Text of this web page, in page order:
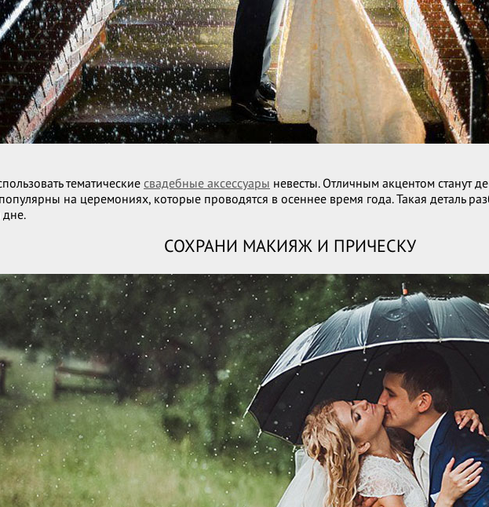
тематические свадебные аксессуары невесты. Отличным акцентом станут
на церемониях, которые проводятся в осеннее время года. Такая деталь
дне.
СОХРАНИ МАКИЯЖ И ПРИЧЕСКУ